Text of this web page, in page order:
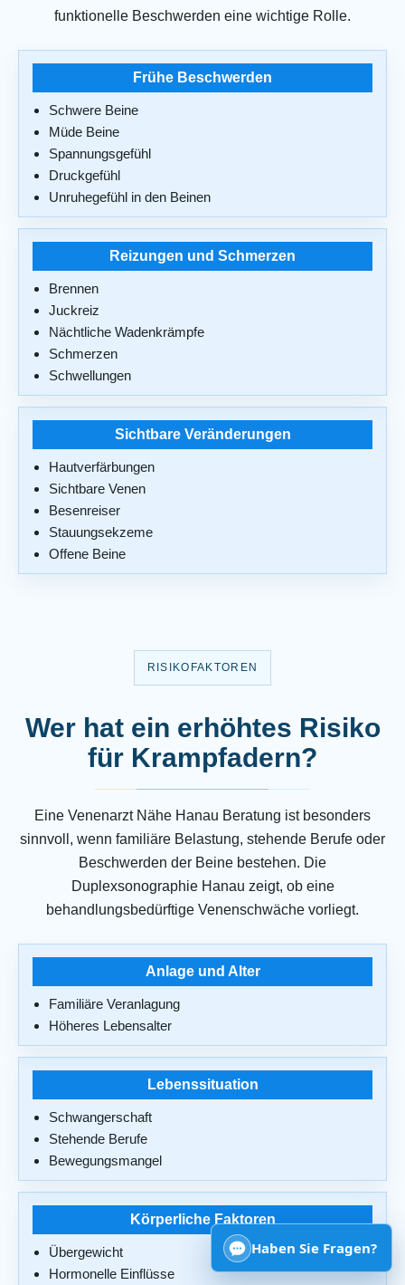
funktionelle Beschwerden eine wichtige Rolle.
Frühe Beschwerden
Schwere Beine
Müde Beine
Spannungsgefühl
Druckgefühl
Unruhegefühl in den Beinen
Reizungen und Schmerzen
Brennen
Juckreiz
Nächtliche Wadenkrämpfe
Schmerzen
Schwellungen
Sichtbare Veränderungen
Hautverfärbungen
Sichtbare Venen
Besenreiser
Stauungsekzeme
Offene Beine
RISIKOFAKTOREN
Wer hat ein erhöhtes Risiko
für Krampfadern?
Eine Venenarzt Nähe Hanau Beratung ist besonders
sinnvoll, wenn familiäre Belastung, stehende Berufe oder
Beschwerden der Beine bestehen. Die
Duplexsonographie Hanau zeigt, ob eine
behandlungsbedürftige Venenschwäche vorliegt.
Anlage und Alter
Familiäre Veranlagung
Höheres Lebensalter
Lebenssituation
Schwangerschaft
Stehende Berufe
Bewegungsmangel
Körperliche Faktoren
Übergewicht
Hormonelle Einflüsse
Haben Sie Fragen?